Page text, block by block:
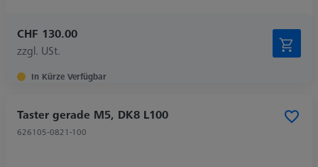
CHF 130.00
zzgl. USt.
In Kürze Verfügbar
Taster gerade M5, DK8 L100
626105-0821-100